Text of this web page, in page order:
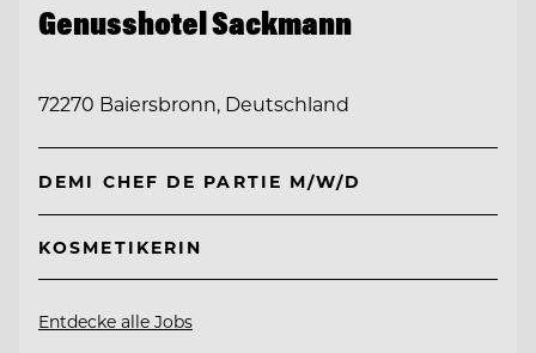
Genusshotel Sackmann
72270 Baiersbronn, Deutschland
DEMI CHEF DE PARTIE M/W/D
KOSMETIKERIN
Entdecke alle Jobs